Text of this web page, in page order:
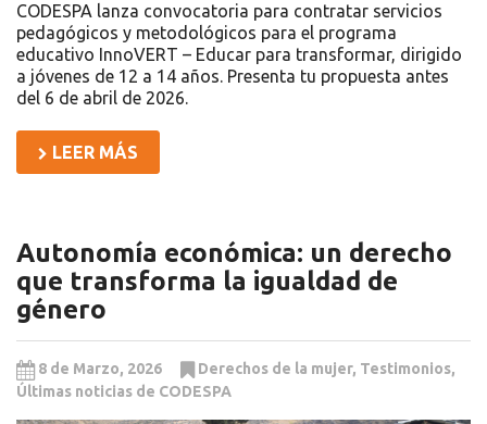
CODESPA lanza convocatoria para contratar servicios
pedagógicos y metodológicos para el programa
educativo InnoVERT – Educar para transformar, dirigido
a jóvenes de 12 a 14 años. Presenta tu propuesta antes
del 6 de abril de 2026.
LEER MÁS
Autonomía económica: un derecho
que transforma la igualdad de
género
8 de Marzo, 2026 Derechos de la mujer, Testimonios,
Últimas noticias de CODESPA